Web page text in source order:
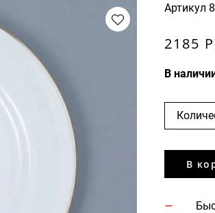
Артикул
2185
В
В